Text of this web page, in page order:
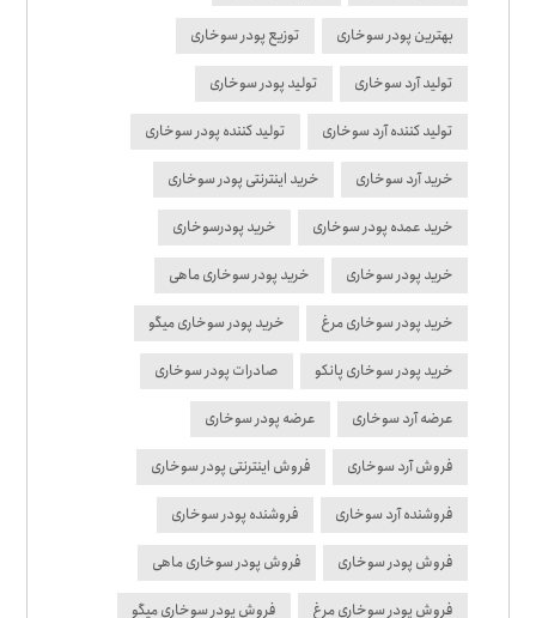
بهترین پودر سوخاری توزیع پودر سوخاری
تولید آرد سوخاری تولید پودر سوخاری
تولید کننده آرد سوخاری تولید کننده پودر سوخاری
خرید آرد سوخاری خرید اینترنتی پودر سوخاری
خرید عمده پودر سوخاری خرید پودرسوخاری
خرید پودر سوخاری خرید پودر سوخاری ماهی
خرید پودر سوخاری مرغ خرید پودر سوخاری میگو
خرید پودر سوخاری پانکو صادرات پودر سوخاری
عرضه آرد سوخاری عرضه پودر سوخاری
فروش آرد سوخاری فروش اینترنتی پودر سوخاری
فروشنده آرد سوخاری فروشنده پودر سوخاری
فروش پودر سوخاری فروش پودر سوخاری ماهی
فروش پودر سوخاری مرغ فروش پودر سوخاری میگو